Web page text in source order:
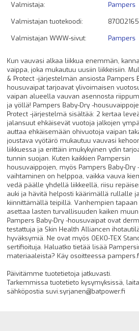
Valmistaja:
Pampers
Valmistajan tuotekoodi:
Valmistajan WWW-sivut:
Pampers
Kun vauvasi alkaa liikkua enemmän,
vaippa, joka mukautuu uusiin liikkeisiin.
& Protect -järjestelmän ansiosta Pampers
housuvaipat tarjoavat ylivoimaisen
vaipan alueella vauvan asennosta
ja yöllä! Pampers Baby-Dry -
Protect -järjestelmä sisältää: 2 kertaa
jalansuut ehkäisevät vuotoja jalkojen
auttaa ehkäisemään ohivuotoja vaipan
joustava vyötärö mukautuu vauvasi
liikkuessa ja erittäin imukykyinen ydin
tunnin suojan. Kuten kaikkien Pampersin
housuvaippojen, myös Pampers Baby-Dry
vaihtaminen on helppoa, vaikka vauva
vedä päälle yhdellä liikkeellä, riisu
auki ja hävitä helposti käärimällä rullalle ja
kiinnittämällä teipillä. Vanhempien tapaan
asettaa lasten turvallisuuden kaiken
Pampers Baby-Dry -housuvaipat ovat
testattuja ja Skin Health Alliancen
hyväksymiä. Ne ovat myös OEKO-TEX
sertifioituja. Haluatko tietää lisää
materiaaleista? Käy osoitteessa
Päivitämme tuotetietoja jatkuvasti.
Tarkemmissa tuotetieto kysymyksissä,
sähköpostia suvi.syrjanen@batpower.fi